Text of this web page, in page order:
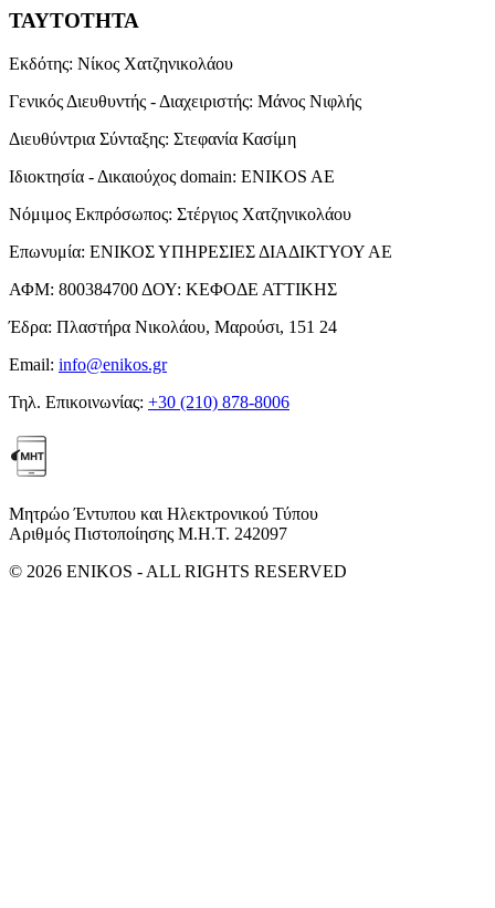
ΤΑΥΤΟΤΗΤΑ
Εκδότης: Νίκος Χατζηνικολάου
Γενικός Διευθυντής - Διαχειριστής: Μάνος Νιφλής
Διευθύντρια Σύνταξης: Στεφανία Κασίμη
Ιδιοκτησία - Δικαιούχος domain: ENIKOS AE
Νόμιμος Εκπρόσωπος: Στέργιος Χατζηνικολάου
Επωνυμία: ΕΝΙΚΟΣ ΥΠΗΡΕΣΙΕΣ ΔΙΑΔΙΚΤΥΟΥ ΑΕ
ΑΦΜ: 800384700 ΔΟΥ: ΚΕΦΟΔΕ ΑΤΤΙΚΗΣ
Έδρα: Πλαστήρα Νικολάου, Μαρούσι, 151 24
Email: info@enikos.gr
Τηλ. Επικοινωνίας: +30 (210) 878-8006
Μητρώο Έντυπου και Ηλεκτρονικού Τύπου
Αριθμός Πιστοποίησης Μ.Η.Τ. 242097
© 2026 ENIKOS - ALL RIGHTS RESERVED